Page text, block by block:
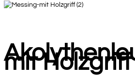
mit Holzgriff